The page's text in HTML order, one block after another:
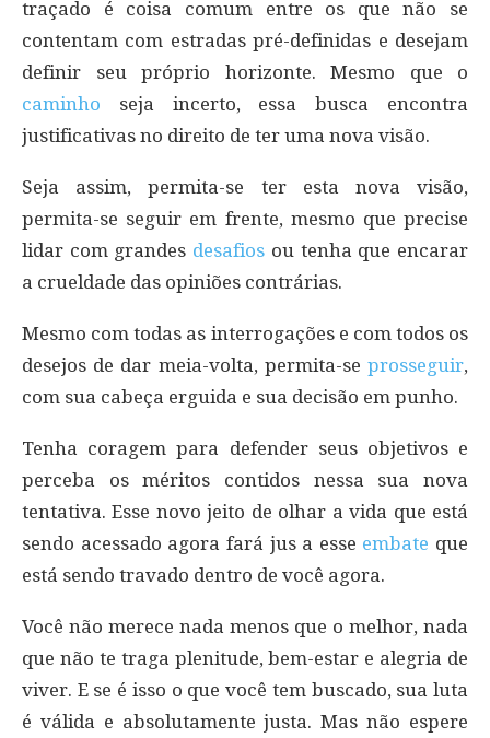
traçado é coisa comum entre os que não se
contentam com estradas pré-definidas e desejam
definir seu próprio horizonte. Mesmo que o
caminho seja incerto, essa busca encontra
justificativas no direito de ter uma nova visão.
Seja assim, permita-se ter esta nova visão,
permita-se seguir em frente, mesmo que precise
lidar com grandes desafios ou tenha que encarar
a crueldade das opiniões contrárias.
Mesmo com todas as interrogações e com todos os
desejos de dar meia-volta, permita-se prosseguir,
com sua cabeça erguida e sua decisão em punho.
Tenha coragem para defender seus objetivos e
perceba os méritos contidos nessa sua nova
tentativa. Esse novo jeito de olhar a vida que está
sendo acessado agora fará jus a esse embate que
está sendo travado dentro de você agora.
Você não merece nada menos que o melhor, nada
que não te traga plenitude, bem-estar e alegria de
viver. E se é isso o que você tem buscado, sua luta
é válida e absolutamente justa. Mas não espere